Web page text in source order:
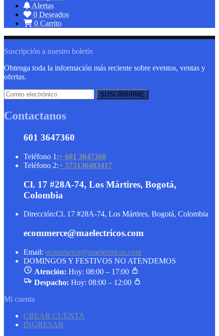
Alertas
0 Deseados
0 Carrito
Suscripción a nuestro boletín
Obtenga toda la información más reciente sobre eventos, ventas y
ofertas.
Contactanos
601 3647360
Teléfono 1:+ 601 3647360
Teléfono 2:+ 573136483417
Cl. 17 #28A-74, Los Mártires, Bogotá,
Colombia
Dirección:Cl. 17 #28A-74, Los Mártires, Bogotá, Colombia
ecommerce@maelectricos.com
Email: ecommerce@maelectricos.com
DOMINGOS Y FESTIVOS NO ATENDEMOS
Atención: Hoy: 08:00 – 17:00
Despacho: Hoy: 08:00 – 12:00
Mi cuenta
CREAR CUENTA
INGRESAR